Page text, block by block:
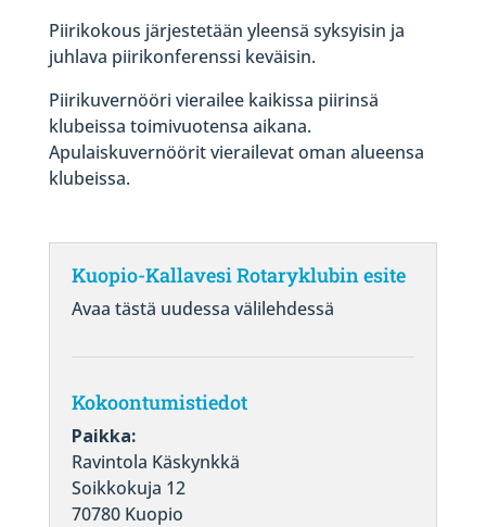
Piirikokous järjestetään yleensä syksyisin ja
juhlava piirikonferenssi keväisin.
Piirikuvernööri vierailee kaikissa piirinsä
klubeissa toimivuotensa aikana.
Apulaiskuvernöörit vierailevat oman alueensa
klubeissa.
Kuopio-Kallavesi Rotaryklubin esite
Avaa tästä uudessa välilehdessä
Kokoontumistiedot
Paikka:
Ravintola Käskynkkä
Soikkokuja 12
70780 Kuopio